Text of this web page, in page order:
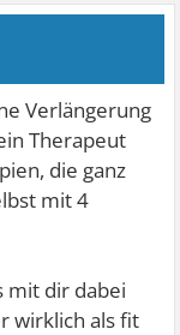
Verlängerung
Therapeut
die ganz
mit 4
mit dir dabei
wirklich als fit